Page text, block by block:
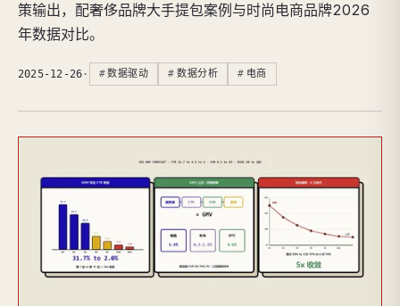
策输出，配奢侈品牌大手提包案例与时尚电商品牌2026
年数据对比。
2025-12-26 · 数据驱动 数据分析 电商